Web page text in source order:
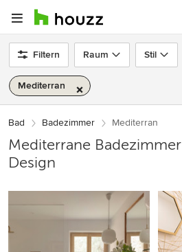
Filtern Raum Stil
Mediterran
Bad Badezimmer Mediterran
Mediterrane
Design